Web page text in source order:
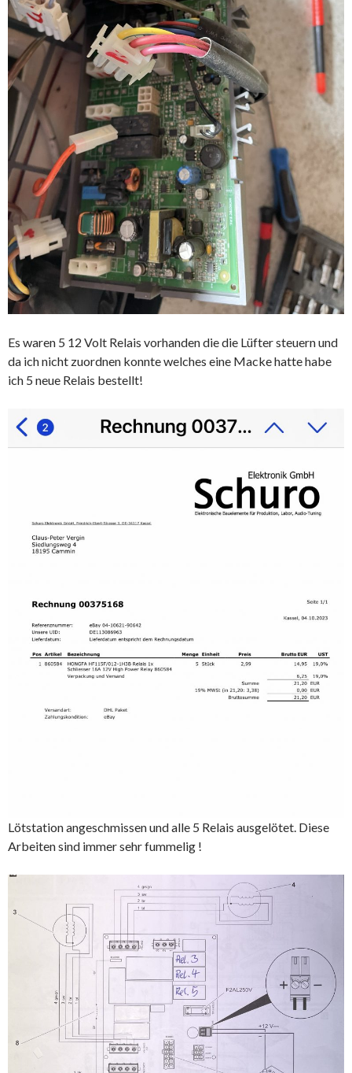
Es waren 5 12 Volt Relais vorhanden die die Lüfter steuern und
da ich nicht zuordnen konnte welches eine Macke hatte habe
ich 5 neue Relais bestellt!
Lötstation angeschmissen und alle 5 Relais ausgelötet. Diese
Arbeiten sind immer sehr fummelig !